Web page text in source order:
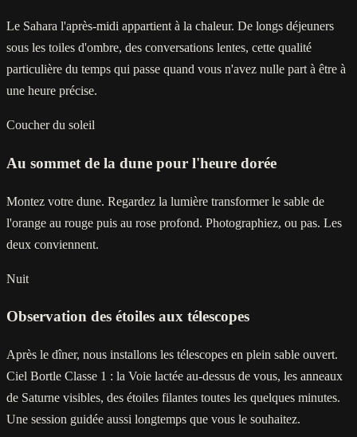
Le Sahara l'après-midi appartient à la chaleur. De longs déjeuners
sous les toiles d'ombre, des conversations lentes, cette qualité
particulière du temps qui passe quand vous n'avez nulle part à être à
une heure précise.
Coucher du soleil
Au sommet de la dune pour l'heure dorée
Montez votre dune. Regardez la lumière transformer le sable de
l'orange au rouge puis au rose profond. Photographiez, ou pas. Les
deux conviennent.
Nuit
Observation des étoiles aux télescopes
Après le dîner, nous installons les télescopes en plein sable ouvert.
Ciel Bortle Classe 1 : la Voie lactée au-dessus de vous, les anneaux
de Saturne visibles, des étoiles filantes toutes les quelques minutes.
Une session guidée aussi longtemps que vous le souhaitez.